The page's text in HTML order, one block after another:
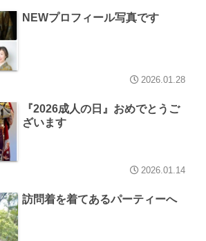
NEWプロフィール写真です
2026.01.28
『2026成人の日』おめでとうご
ざいます
2026.01.14
訪問着を着てあるパーティーへ